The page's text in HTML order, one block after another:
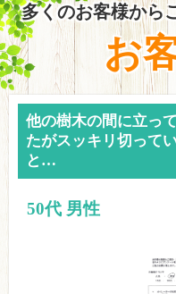
多くのお客様から
お
他の樹木の間に立っ
たがスッキリ切って
と…
50代 男性